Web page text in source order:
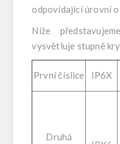
odpovídající úrovní
Níže
vysvětluje stupně
První číslice IP6X
Druhá